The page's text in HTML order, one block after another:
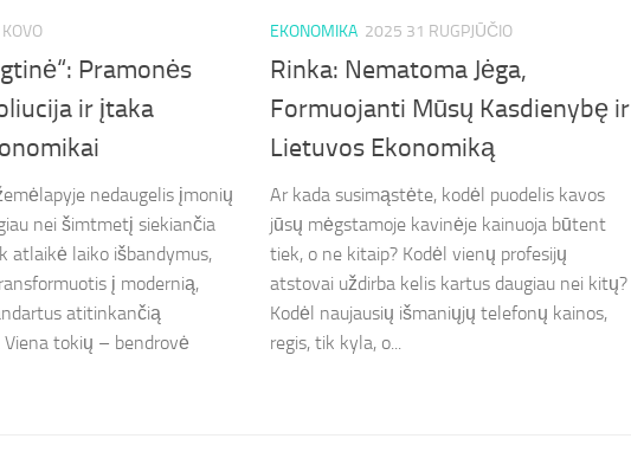
Pramonės
ir įtaka
nedaugelis įmonių
nei šimtmetį siekiančia
atlaikė laiko išbandymus,
į modernią,
atitinkančią
Viena tokių – bendrovė
EKONOMIKA 2025 31 RUGPJŪČIO
Rinka: Nematoma Jėga,
Formuojanti Mūsų Kasdienybę ir
Lietuvos Ekonomiką
Ar kada susimąstėte, kodėl puodelis kavos
jūsų mėgstamoje kavinėje kainuoja būtent
tiek, o ne kitaip? Kodėl vienų profesijų
atstovai uždirba kelis kartus daugiau nei kitų?
Kodėl naujausių išmaniųjų telefonų kainos,
regis, tik kyla, o...